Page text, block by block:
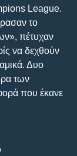
League.
το
πέτυχαν
να δεχθούν
Δυο
των
που έκανε